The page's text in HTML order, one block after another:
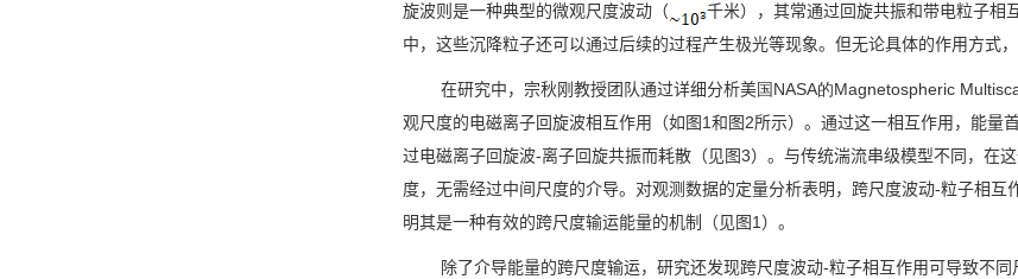
旋波则是一种典型的微观尺度波动（
千米），其常通过回旋共振和带电粒子相
中，这些沉降粒子还可以通过后续的过程产生极光等现象。但无论具体的作用方式
在研究中，宗秋刚教授团队通过详细分析美国NASA的Magnetospheric
观尺度的电磁离子回旋波相互作用（如图1和图2所示）。通过这一相互作用，能量
过电磁离子回旋波-离子回旋共振而耗散（见图3）。与传统湍流串级模型不同，在
度，无需经过中间尺度的介导。对观测数据的定量分析表明，跨尺度波动-粒子相互
明其是一种有效的跨尺度输运能量的机制（见图1 ）。
除了介导能量的跨尺度输运，研究还发现跨尺度波动-粒子相互作用可导致不